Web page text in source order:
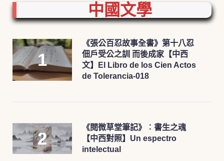
中國文學
《張公百忍故事全書》第十八忍
佃戶受公之訓 而後成家【中西
文】El Libro de los Cien Actos
de Tolerancia-018
《閱微草堂筆記》︰書生之魂
【中西對照】Un espectro
intelectual